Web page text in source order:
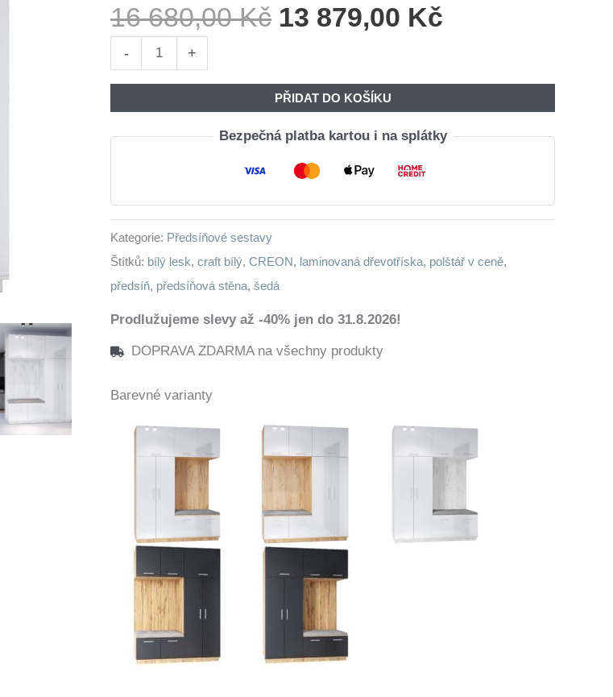
16 680,00Kč Původní
16
680,00 Kč.
13 879,00 Kč
879,00 Kč.
-
Předsíňová
stěna
/
bílý
lesk
množství
+
PŘIDAT DO KOŠÍKU
Bezpečná platba kartou i na splátky
Kategorie: Předsíňové sestavy
Štítků: bílý lesk, craft bílý, CREON, laminovaná dřevotříska, polštář v ceně,
předsíň, předsíňová stěna, šedá
Prodlužujeme slevy až -40% jen do 31.8.2026!
DOPRAVA ZDARMA na všechny produkty
Barevné varianty